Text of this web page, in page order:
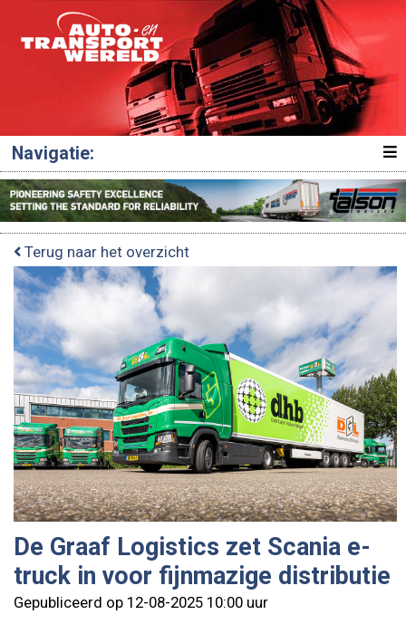
Navigatie:
Terug naar het overzicht
De Graaf Logistics zet Scania e-
truck in voor fijnmazige distributie
Gepubliceerd op 12-08-2025 10:00 uur